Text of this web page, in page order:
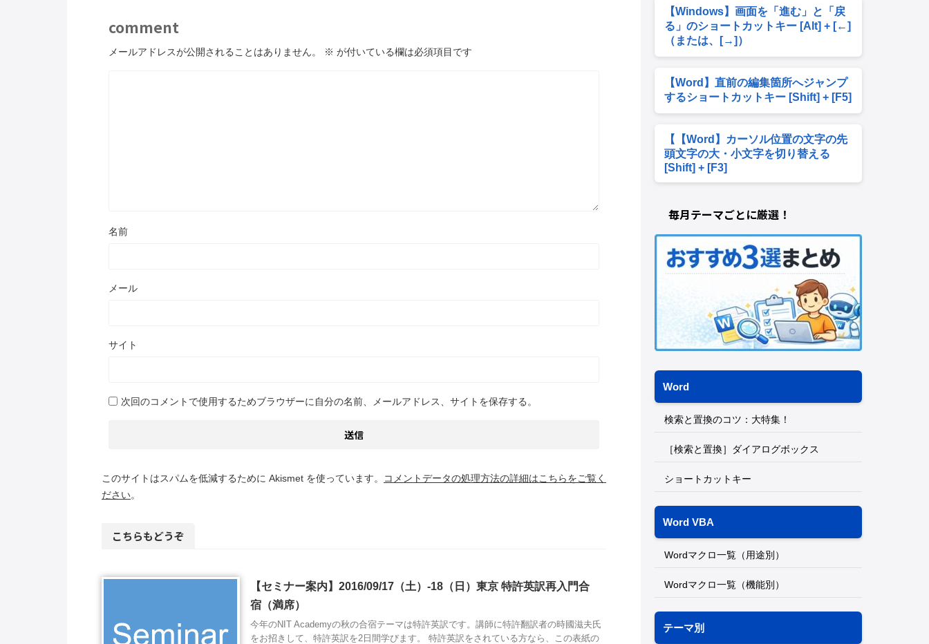
comment
メールアドレスが公開されることはありません。 ※ が付いている欄は必須項目です
名前
メール
サイト
次回のコメントで使用するためブラウザーに自分の名前、メールアドレス、サイトを保存する。
このサイトはスパムを低減するために Akismet を使っています。
コメントデータの処理方法の詳細はこちらをご覧く
ださい。
こちらもどうぞ
【セミナー案内】2016/09/17（土）-18（日）東京 特許英訳再入門合
宿（満席）
今年のNIT Academyの秋の合宿テーマは特許英訳です。講師に特許翻訳者の時國滋夫氏
をお招きして、特許英訳を2日間学びます。 特許英訳をされている方なら、この表紙の
【Windows】画面を「進む」と「戻
る」のショートカットキー [Alt] + [←]
（または、[→]）
【Word】直前の編集箇所へジャンプ
するショートカットキー [Shift] + [F5]
【【Word】カーソル位置の文字の先
頭文字の大・小文字を切り替える
[Shift] + [F3]
毎月テーマごとに厳選！
Word
検索と置換のコツ：大特集！
［検索と置換］ダイアログボックス
ショートカットキー
Word VBA
Wordマクロ一覧（用途別）
Wordマクロ一覧（機能別）
テーマ別